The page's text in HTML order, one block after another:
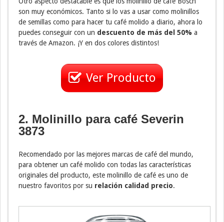
son muy económicos. Tanto si lo vas a usar como molinillos
de semillas como para hacer tu café molido a diario, ahora lo
puedes conseguir con un descuento de más del 50% a
través de Amazon. ¡Y en dos colores distintos!
Ver Producto
2. Molinillo para café Severin
3873
Recomendado por las mejores marcas de café del mundo,
para obtener un café molido con todas las características
originales del producto, este molinillo de café es uno de
nuestro favoritos por su relación calidad precio.